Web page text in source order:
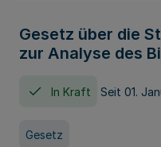
Gesetz über die
zur Analyse des
In Kraft Seit 01.
Gesetz